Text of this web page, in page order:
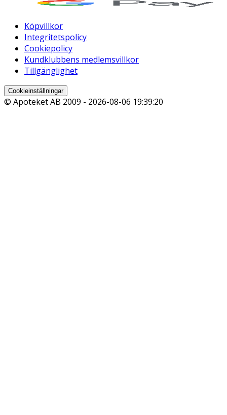
Köpvillkor
Integritetspolicy
Cookiepolicy
Kundklubbens medlemsvillkor
Tillgänglighet
Cookieinställningar
© Apoteket AB 2009 - 2026-08-06 19:39:20